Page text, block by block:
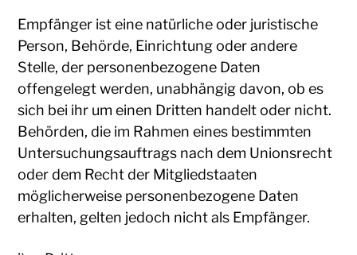
Empfänger ist eine natürliche oder juristische
Person, Behörde, Einrichtung oder andere
Stelle, der personenbezogene Daten
offengelegt werden, unabhängig davon, ob es
sich bei ihr um einen Dritten handelt oder nicht.
Behörden, die im Rahmen eines bestimmten
Untersuchungsauftrags nach dem Unionsrecht
oder dem Recht der Mitgliedstaaten
möglicherweise personenbezogene Daten
erhalten, gelten jedoch nicht als Empfänger.